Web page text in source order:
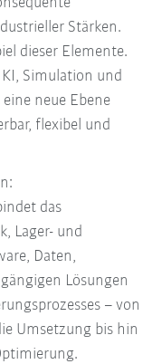
Stärken.
dieser Elemente.
Simulation und
neue Ebene
flexibel und
das
Lager- und
Daten,
Lösungen
– von
Umsetzung bis hin